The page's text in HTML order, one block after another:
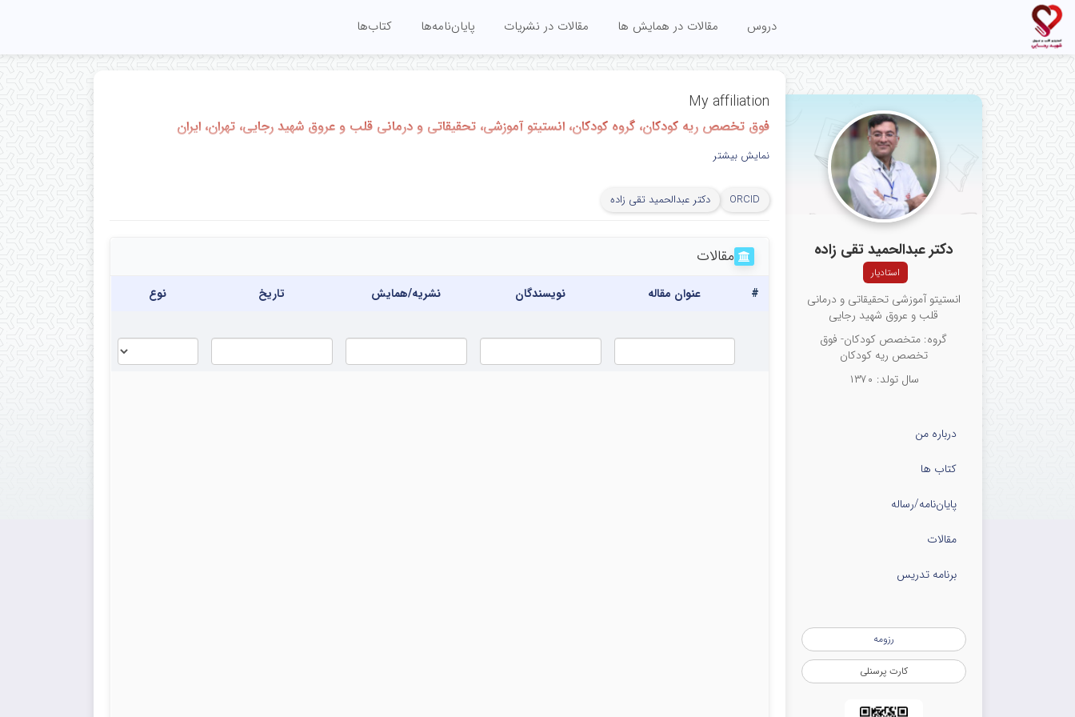
دروس مقالات در همایش ها مقالات در نشریات پایان‌نامه‌ها کتاب‌ها
دکتر عبدالحمید تقی زاده
استادیار
انستیتو آموزشی تحقیقاتی و درمانی
قلب و عروق شهید رجایی
گروه: متخصص کودکان- فوق
تخصص ریه کودکان
سال تولد: ۱۳۷۰
درباره من
کتاب ها
پایان‌نامه‌/رساله
مقالات
برنامه تدریس
رزومه
کارت پرسنلی
My affiliation
فوق تخصص ریه کودکان، گروه کودکان، انستیتو آموزشی، تحقیقاتی و درمانی قلب و عروق شهید رجایی، تهران، ایران
Pediatric pulmonologist, department of pediatrics, Rajaie cardiovascular, medical and research institute,
نمایش بیشتر
ORCID دکتر عبدالحمید تقی زاده
مقالات
# عنوان مقاله نویسندگان نشریه/همایش تاریخ نوع